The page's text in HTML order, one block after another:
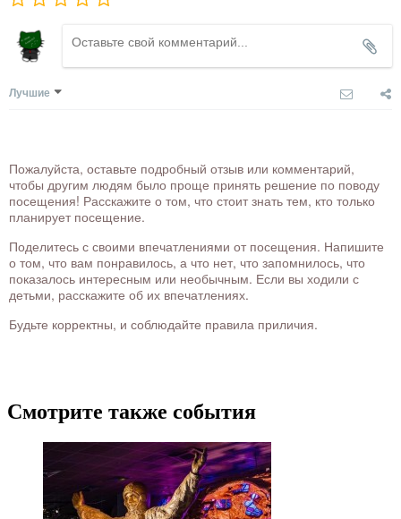
Лучшие
Пожалуйста, оставьте подробный отзыв или комментарий,
чтобы другим людям было проще принять решение по поводу
посещения! Расскажите о том, что стоит знать тем, кто только
планирует посещение.
Поделитесь с своими впечатлениями от посещения. Напишите
о том, что вам понравилось, а что нет, что запомнилось, что
показалось интересным или необычным. Если вы ходили с
детьми, расскажите об их впечатлениях.
Будьте корректны, и соблюдайте правила приличия.
Смотрите также события